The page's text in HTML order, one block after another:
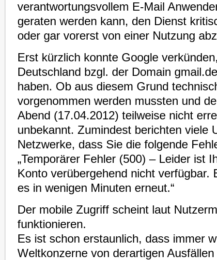
verantwortungsvollem E-Mail
geraten werden kann, den Dienst
oder gar vorerst von einer Nutzung
Erst kürzlich konnte Google
Deutschland bzgl. der Domain
haben. Ob aus diesem Grund
vorgenommen werden mussten und
Abend (17.04.2012) teilweise nicht
unbekannt. Zumindest berichten viele
Netzwerke, dass Sie die folgende
„Temporärer Fehler (500) – Leider ist
Konto verübergehend nicht verfügbar.
es in wenigen Minuten erneut.“
Der mobile Zugriff scheint laut
funktionieren.
Es ist schon erstaunlich, dass immer
Weltkonzerne von derartigen